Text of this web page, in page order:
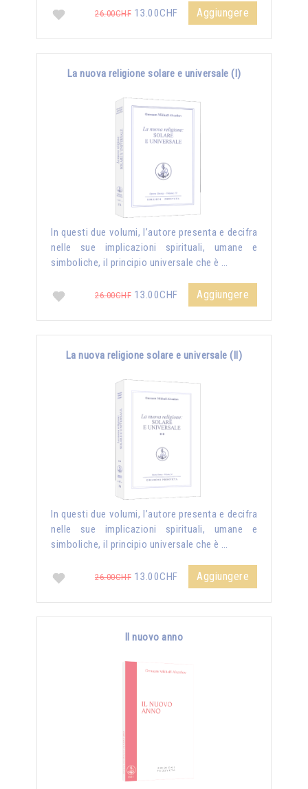
26.00CHF 13.00CHF Aggiungere
La nuova religione solare e universale (I)
In questi due volumi, l’autore presenta e decifra
nelle sue implicazioni spirituali, umane e
simboliche, il principio universale che è …
26.00CHF 13.00CHF Aggiungere
La nuova religione solare e universale (II)
In questi due volumi, l’autore presenta e decifra
nelle sue implicazioni spirituali, umane e
simboliche, il principio universale che è …
26.00CHF 13.00CHF Aggiungere
Il nuovo anno